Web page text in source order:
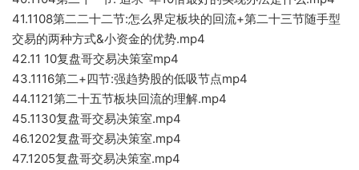
41.1108第二二十二节:怎么界定板块的回流+第二十三节随手型
交易的两种方式&小资金的优势.mp4
42.11 10复盘哥交易决策室mp4
43.1116第二+四节:强趋势股的低吸节点mp4
44.1121第二十五节板块回流的理解.mp4
45.1130复盘哥交易决策室.mp4
46.1202复盘哥交易决策室.mp4
47.1205复盘哥交易决策室.mp4